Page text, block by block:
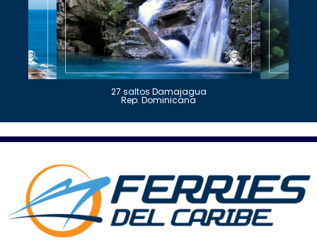
27 saltos Damajagua
Rep. Dominicana